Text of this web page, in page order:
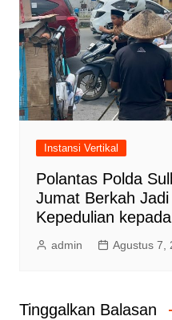
Instansi Vertikal
Polantas Polda
Jumat Berkah
Kepedulian
admin Agustus 7,
Tinggalkan Balasan